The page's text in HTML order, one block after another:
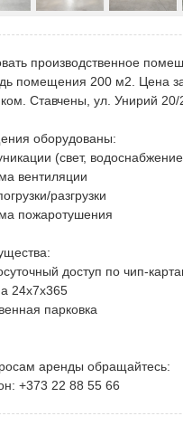
производственное
помещения 200 м2. Цена
Ставчены, ул. Унирий 20/
оборудованы:
(свет,
вентиляции
разгрузки
пожаротушения
доступ по чип-
24х7х365
парковка
аренды обращайтесь:
+373 22 88 55 66